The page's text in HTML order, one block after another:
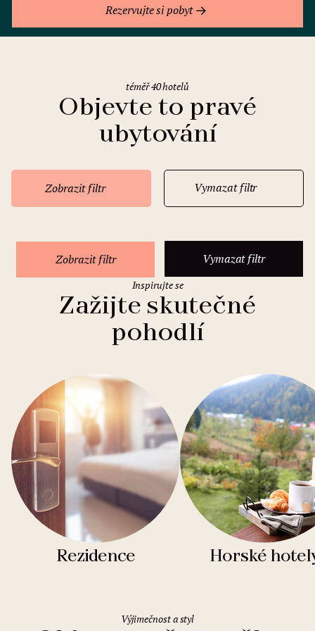
Rezervujte si pobyt
Objevte to pravé
ubytování
téměř 40 hotelů
Zobrazit filtr
Zobrazit filtr
Vymazat filtr
Vymazat filtr
Zažijte skutečné
pohodlí
Inspirujte se
Rezidence Horské
Výjimečnost a styl